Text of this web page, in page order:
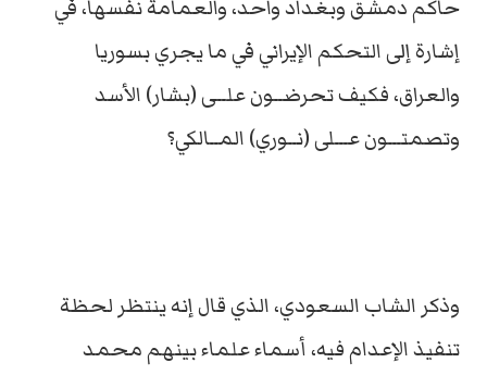
حاكم دمشق وبغداد واحد، والعمامة نفسها، في
إشارة إلى التحكم الإيراني في ما يجري بسوريا
والعراق، فكيف تحرضــون علــى (بشار) الأسد
وتصمتـــون عـــلى (نــوري) المــالكي؟
وذكر الشاب السعودي، الذي قال إنه ينتظر لحظة
تنفيذ الإعدام فيه، أسماء علماء بينهم محمد